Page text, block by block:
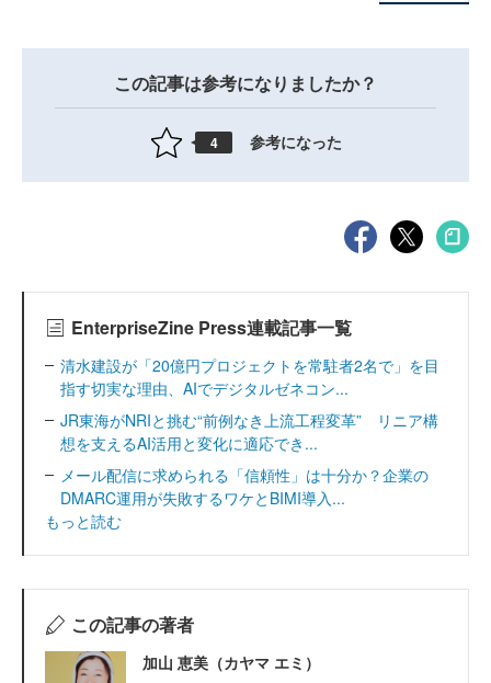
この記事は参考になりましたか？
4 参考になった
EnterpriseZine Press連載記事一覧
清水建設が「20億円プロジェクトを常駐者2名で」を目
指す切実な理由、AIでデジタルゼネコン...
JR東海がNRIと挑む“前例なき上流工程変革” リニア構
想を支えるAI活用と変化に適応でき...
メール配信に求められる「信頼性」は十分か？企業の
DMARC運用が失敗するワケとBIMI導入...
もっと読む
この記事の著者
加山 恵美（カヤマ エミ）